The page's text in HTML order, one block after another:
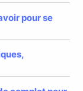
pour se